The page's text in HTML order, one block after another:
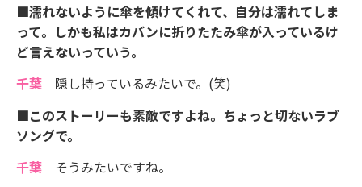
■濡れないように傘を傾けてくれて、自分は濡れてしま
って。しかも私はカバンに折りたたみ傘が入っているけ
ど言えないっていう。
千葉 隠し持っているみたいで。(笑)
■このストーリーも素敵ですよね。ちょっと切ないラブ
ソングで。
千葉 そうみたいですね。